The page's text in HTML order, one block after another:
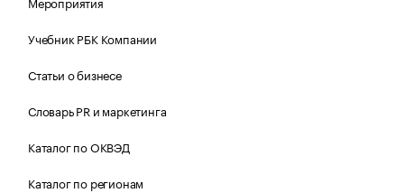
Учебник РБК Компании
Статьи о бизнесе
Словарь PR и маркетинга
Каталог по ОКВЭД
Каталог по регионам